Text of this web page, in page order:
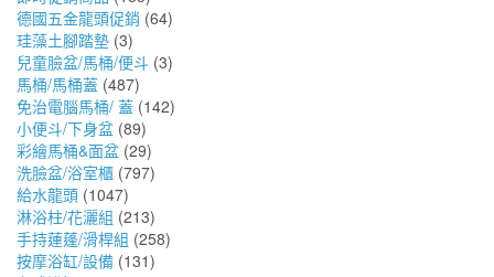
德國五金龍頭促銷 (64)
珪藻土腳踏墊 (3)
兒童臉盆/馬桶/便斗 (3)
馬桶/馬桶蓋 (487)
免治電腦馬桶/ 蓋 (142)
小便斗/下身盆 (89)
彩繪馬桶&面盆 (29)
洗臉盆/浴室櫃 (797)
給水龍頭 (1047)
淋浴柱/花灑組 (213)
手持蓮蓬/滑桿組 (258)
按摩浴缸/設備 (131)